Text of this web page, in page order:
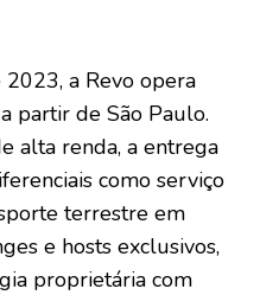
a Revo opera
partir de São Paulo.
alta renda, a entrega
como serviço
terrestre em
e hosts exclusivos,
proprietária com